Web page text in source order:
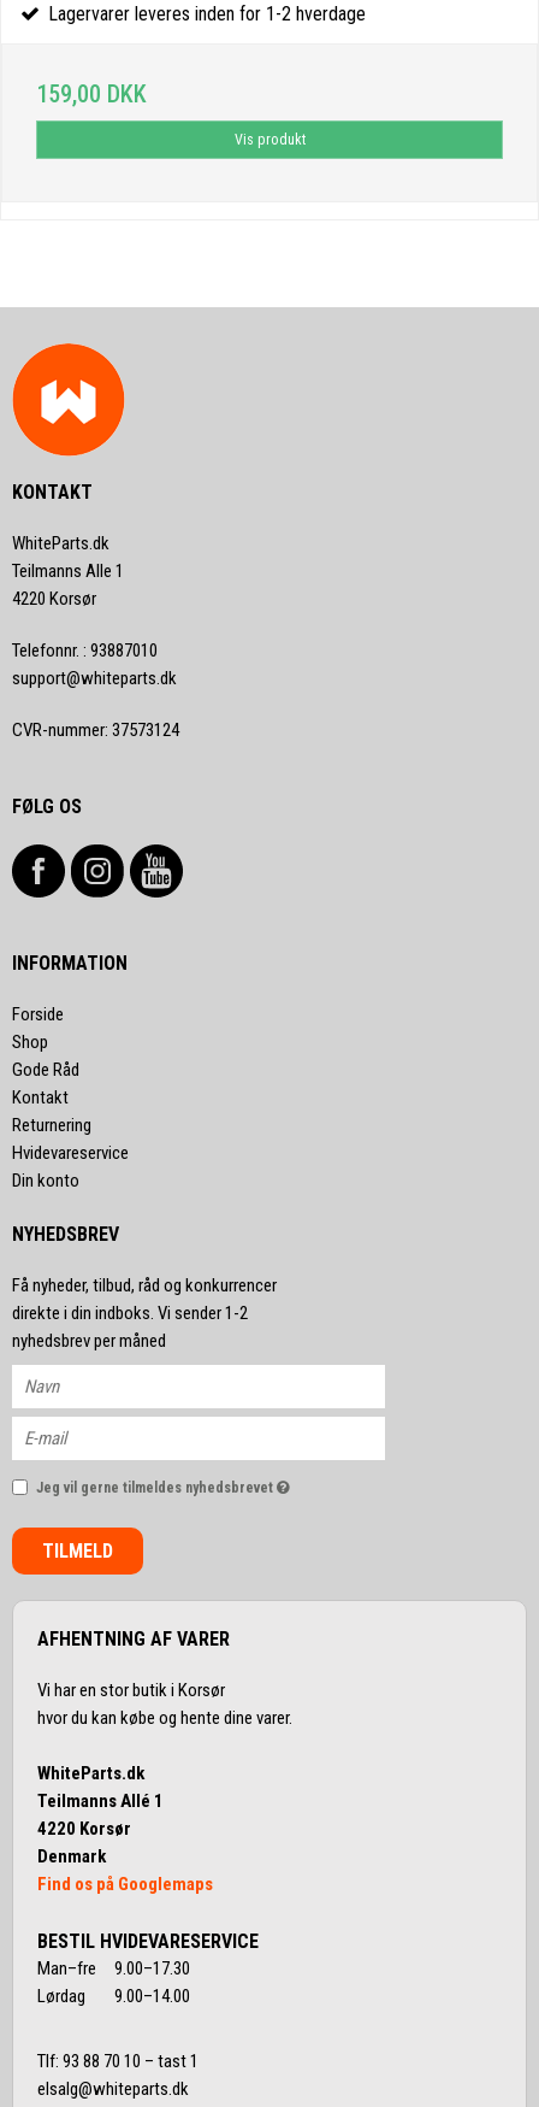
Lagervarer leveres inden for 1-2 hverdage
159,00 DKK
Vis produkt
KONTAKT
WhiteParts.dk
Teilmanns Alle 1
4220 Korsør
Telefonnr. : 93887010
support@whiteparts.dk
CVR-nummer: 37573124
FØLG OS
INFORMATION
Forside
Shop
Gode Råd
Kontakt
Returnering
Hvidevareservice
Din konto
NYHEDSBREV
Få nyheder, tilbud, råd og konkurrencer
direkte i din indboks. Vi sender 1-2
nyhedsbrev per måned
Jeg vil gerne tilmeldes nyhedsbrevet
TILMELD
AFHENTNING AF VARER
Vi har en stor butik i Korsør
hvor du kan købe og hente dine varer.
WhiteParts.dk
Teilmanns Allé 1
4220 Korsør
Denmark
Find os på Googlemaps
BESTIL HVIDEVARESERVICE
Man–fre 9.00–17.30
Lørdag 9.00–14.00
Tlf: 93 88 70 10 – tast 1
elsalg@whiteparts.dk